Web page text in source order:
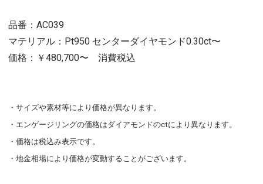
品番：AC039
マテリアル：Pt950 センターダイヤモンド0.30ct〜
価格：￥480,700〜 消費税込
・サイズや素材等により価格が異なります。
・エンゲージリングの価格はダイアモンドのctにより異なります。
・価格は税込み表示です。
・地金相場により価格が変動することがございます。